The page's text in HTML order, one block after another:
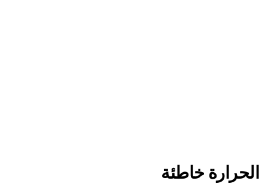
الحرارة خاطئة